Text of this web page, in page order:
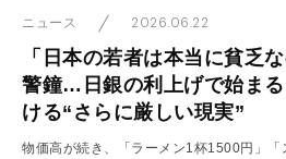
ニュース 2026.06.22
「日本の若者は本当に貧乏
警鐘…日銀の利上げで始ま
ける“さらに厳しい現実”
物価高が続き、「ラーメン1杯1500円」